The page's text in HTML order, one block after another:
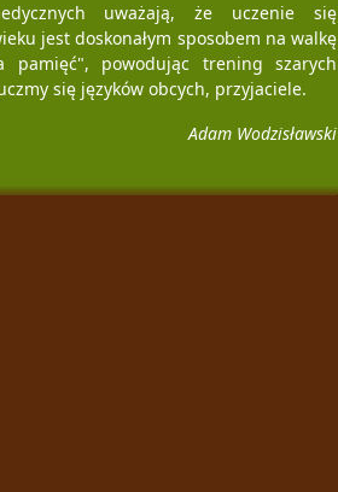
uważają, że uczenie się
jest doskonałym sposobem na walkę
powodując trening szarych
się języków obcych, przyjaciele.
Adam Wodzisławski